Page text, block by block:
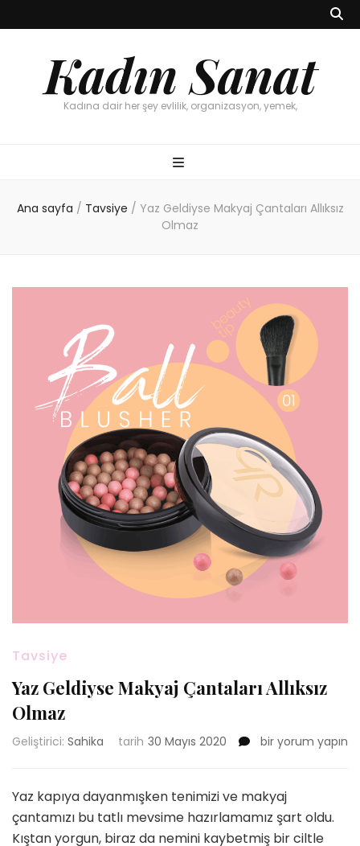
Kadın Sanat
Kadına dair her şey evlilik, organizasyon, yemek,
Ana sayfa / Tavsiye / Yaz Geldiyse Makyaj Çantaları Allıksız
Olmaz
Tavsiye
Yaz Geldiyse Makyaj Çantaları Allıksız
Olmaz
Geliştirici: Sahika tarih 30 Mayıs 2020
Yaz
Çantaları
Allıksız
Olmaz
için
bir yorum yapın
Yaz kapıya dayanmışken tenimizi ve makyaj
çantamızı bu tatlı mevsime hazırlamamız şart oldu.
Kıştan yorgun, biraz da nemini kaybetmiş bir ciltle